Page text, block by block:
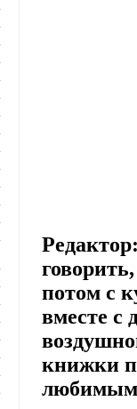
потом с
вместе с
книжки